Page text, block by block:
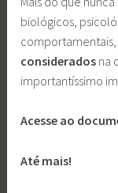
biológicos,
considerados na
importantíssimo
Acesse ao
Até mais!